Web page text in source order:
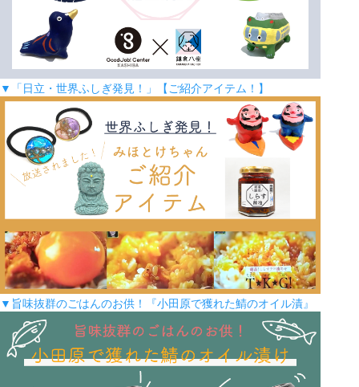
▼「日立・世界ふしぎ発見！」【ご紹介アイテム！】
▼旨味抜群のごはんのお供！『小田原で獲れた鯖のオイル漬』